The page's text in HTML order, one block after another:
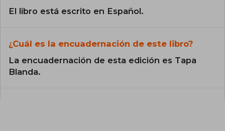
El libro está escrito en Español.
¿Cuál es la encuadernación de este libro?
La encuadernación de esta edición es Tapa
Blanda.